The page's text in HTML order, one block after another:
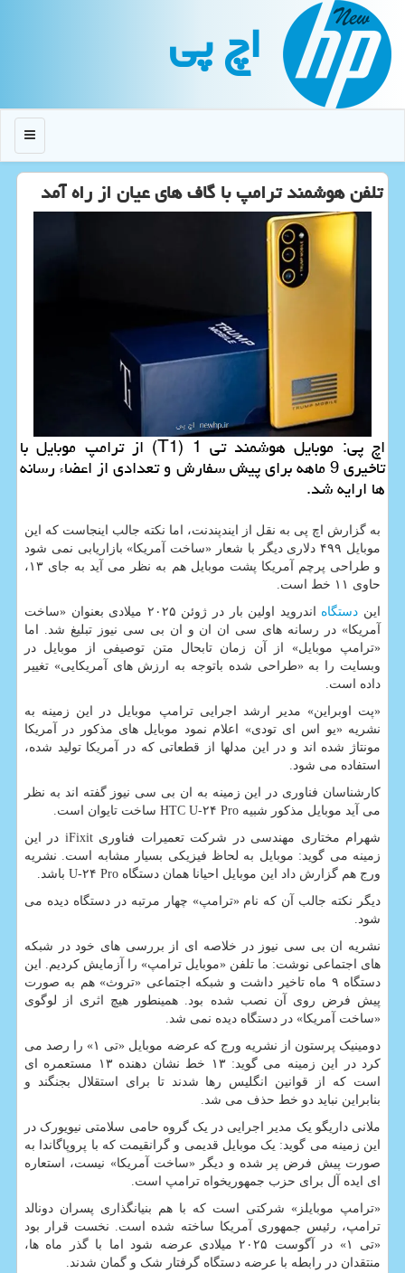
اچ پی
منو
تلفن هوشمند ترامپ با گاف های عیان از راه آمد
اچ پی: موبایل هوشمند تی 1 (T1) از ترامپ موبایل با
تاخیری 9 ماهه برای پیش سفارش و تعدادی از اعضاء رسانه
ها ارایه شد.
به گزارش اچ پی به نقل از ایندپندنت، اما نکته جالب اینجاست که این
موبایل ۴۹۹ دلاری دیگر با شعار «ساخت آمریکا» بازاریابی نمی شود
و طراحی پرچم آمریکا پشت موبایل هم به نظر می آید به جای ۱۳،
حاوی ۱۱ خط است.
این دستگاه
اندروید اولین بار در ژوئن ۲۰۲۵ میلادی بعنوان «ساخت
آمریکا» در رسانه های سی ان ان و ان بی سی نیوز تبلیغ شد. اما
«ترامپ موبایل» از آن زمان تابحال متن توصیفی از موبایل در
وبسایت را به «طراحی شده باتوجه به ارزش های آمریکایی» تغییر
داده است.
«پت اوبراین» مدیر ارشد اجرایی ترامپ موبایل در این زمینه به
نشریه «یو اس ای تودی» اعلام نمود موبایل های مذکور در آمریکا
مونتاژ شده اند و در این مدلها از قطعاتی که در آمریکا تولید شده،
استفاده می شود.
کارشناسان فناوری در این زمینه به ان بی سی نیوز گفته اند به نظر
می آید موبایل مذکور شبیه HTC U-۲۴ Pro ساخت تایوان است.
شهرام مختاری مهندسی در شرکت تعمیرات فناوری iFixit در این
زمینه می گوید: موبایل به لحاظ فیزیکی بسیار مشابه است. نشریه
ورج هم گزارش داد این موبایل احیانا همان دستگاه U-۲۴ Pro باشد.
دیگر نکته جالب آن که نام «ترامپ» چهار مرتبه در دستگاه دیده می
شود.
نشریه ان بی سی نیوز در خلاصه ای از بررسی های خود در شبکه
های اجتماعی نوشت: ما تلفن «موبایل ترامپ» را آزمایش کردیم. این
دستگاه ۹ ماه تاخیر داشت و شبکه اجتماعی «تروث» هم به صورت
پیش فرض روی آن نصب شده بود. همینطور هیچ اثری از لوگوی
«ساخت آمریکا» در دستگاه دیده نمی شد.
دومینیک پرستون از نشریه ورج که عرضه موبایل «تی ۱» را رصد می
کرد در این زمینه می گوید: ۱۳ خط نشان دهنده ۱۳ مستعمره ای
است که از قوانین انگلیس رها شدند تا برای استقلال بجنگند و
بنابراین نباید دو خط حذف می شد.
ملانی داریگو یک مدیر اجرایی در یک گروه حامی سلامتی نیویورک در
این زمینه می گوید: یک موبایل قدیمی و گرانقیمت که با پروپاگاندا به
صورت پیش فرض پر شده و دیگر «ساخت آمریکا» نیست، استعاره
ای ایده آل برای حزب جمهوریخواه ترامپ است.
«ترامپ موبایلز» شرکتی است که با هم بنیانگذاری پسران دونالد
ترامپ، رئیس جمهوری آمریکا ساخته شده است. نخست قرار بود
«تی ۱» در آگوست ۲۰۲۵ میلادی عرضه شود اما با گذر ماه ها،
منتقدان در رابطه با عرضه دستگاه گرفتار شک و گمان شدند.